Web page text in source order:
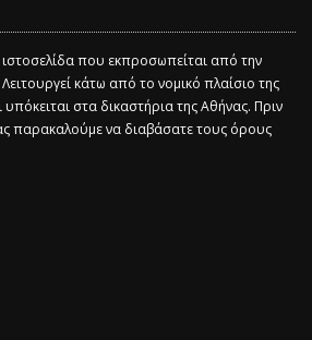
ιστοσελίδα που εκπροσωπείται από την
Λειτουργεί κάτω από το νομικό πλαίσιο της
υπόκειται στα δικαστήρια της Αθήνας. Πριν
παρακαλούμε να διαβάσατε τους όρους